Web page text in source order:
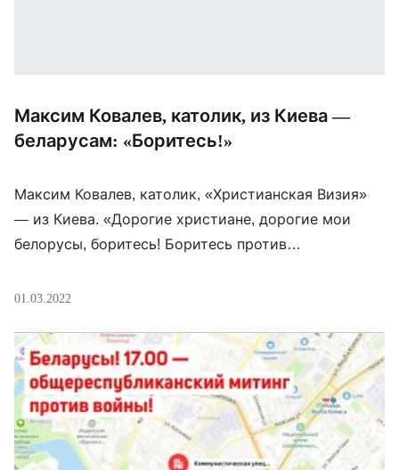
Максим Ковалев, католик, из Киева —
беларусам: «Боритесь!»
Максим Ковалев, католик, «Христианская Визия»
— из Киева. «Дорогие христиане, дорогие мои
белорусы, боритесь! Боритесь против
Сражайтесь за Беларусь, сражайтесь за Украину,
01.03.2022